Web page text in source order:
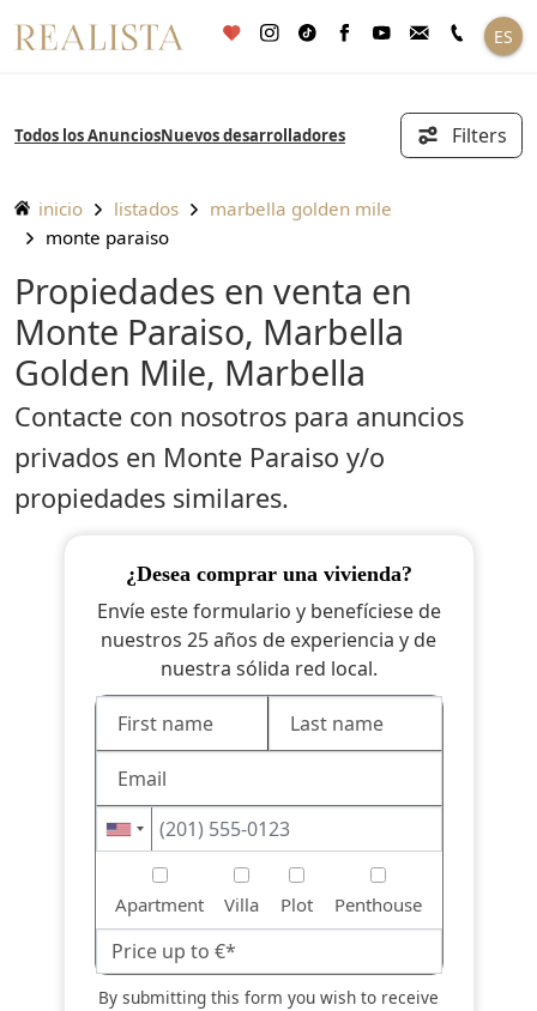
ES
Todos los Anuncios Nuevos desarrolladores Filters
inicio listados
marbella golden mile
monte paraiso
Propiedades en venta en
Monte Paraiso, Marbella
Golden Mile, Marbella
Contacte con nosotros para anuncios
privados en Monte Paraiso y/o
propiedades similares.
¿desea comprar una vivienda?
Envíe este formulario y benefíciese de
nuestros 25 años de experiencia y de
nuestra sólida red local.
Apartment Villa Plot Penthouse
By submitting this form you wish to receive